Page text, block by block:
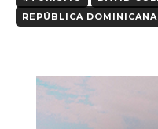
REPÚBLICA DOMINICANA